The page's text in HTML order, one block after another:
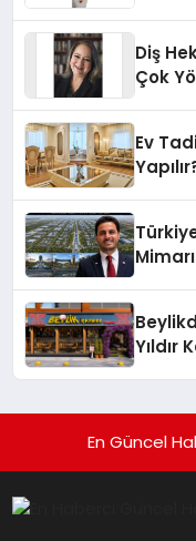
Diş
Çok
Ev
Yıldır
En Güncel